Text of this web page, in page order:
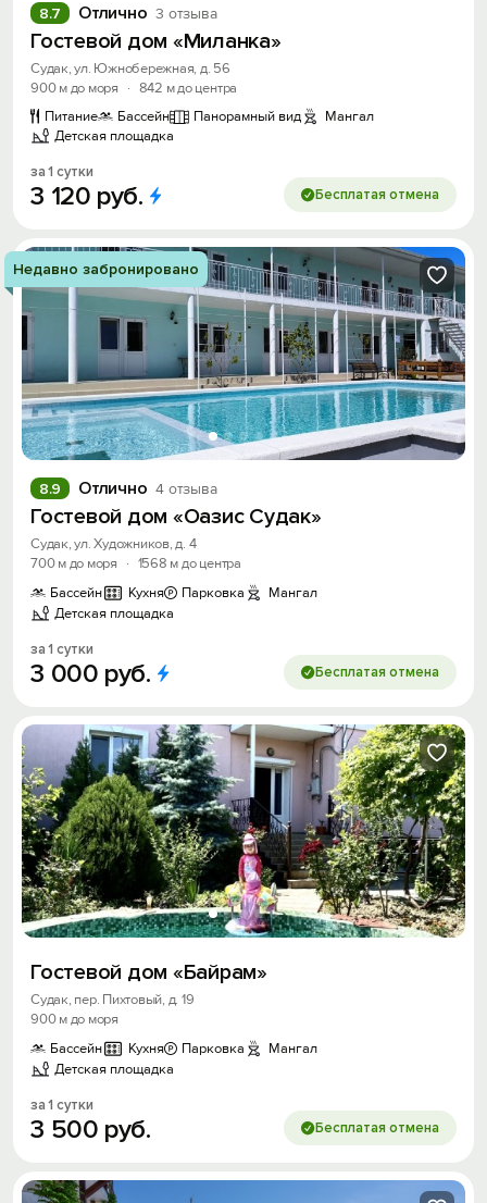
Отлично 3 отзыва
8.7
Гостевой дом «Миланка»
Судак, ул. Южнобережная, д. 56
900 м до моря
· 842 м до центра
Питание
Бассейн Панорамный вид
Мангал
Детская площадка
за 1 сутки
3 120 руб. Бесплатая отмена
Недавно забронировано
Отлично 4 отзыва
8.9
Гостевой дом «Оазис Судак»
Судак, ул. Художников, д. 4
700 м до моря
· 1568 м до центра
Бассейн
Кухня Парковка
Мангал
Детская площадка
за 1 сутки
3 000 руб. Бесплатая отмена
Гостевой дом «Байрам»
Судак, пер. Пихтовый, д. 19
900 м до моря
Бассейн
Кухня Парковка
Мангал
Детская площадка
за 1 сутки
3 500 руб. Бесплатая отмена